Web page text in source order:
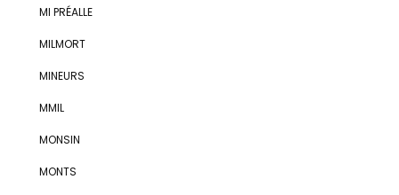
MI PRÉALLE
MILMORT
MINEURS
MMIL
MONSIN
MONTS